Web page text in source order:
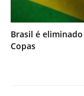
Brasil é
Copas